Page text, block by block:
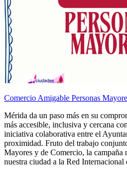
Comercio Amigable Personas
Mérida da un paso más en su
más accesible, inclusiva y cercana
iniciativa colaborativa entre el
proximidad. Fruto del trabajo
Mayores y de Comercio, la campaña
nuestra ciudad a la Red